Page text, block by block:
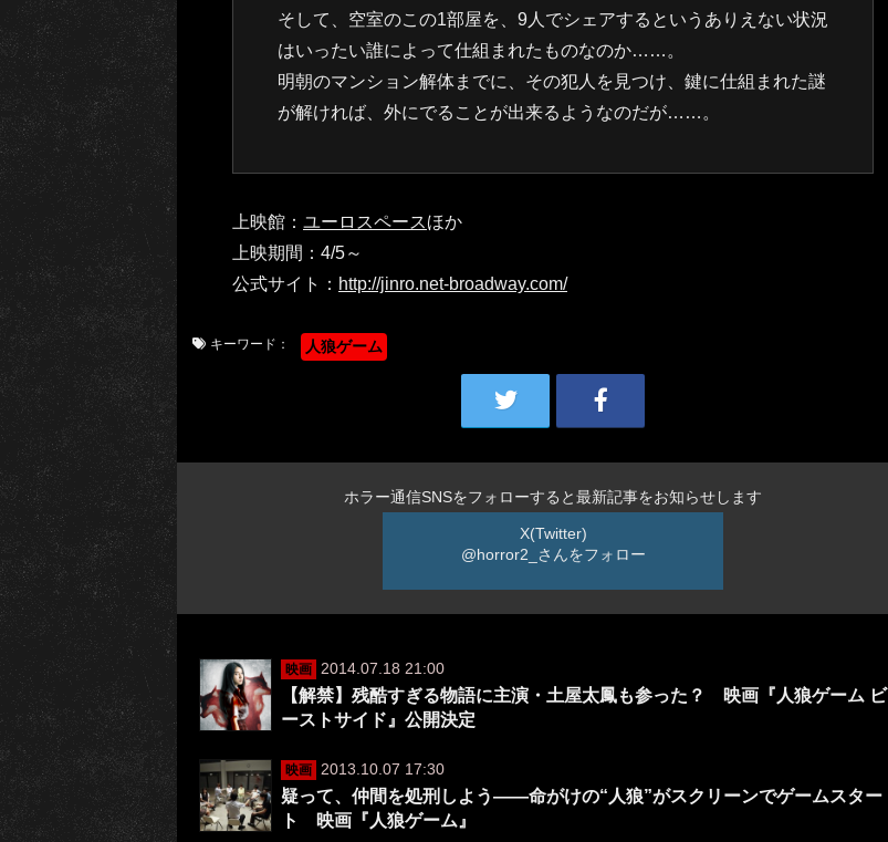
そして、空室のこの1部屋を、9人でシェアするというありえない状況
はいったい誰によって仕組まれたものなのか……。
明朝のマンション解体までに、その犯人を見つけ、鍵に仕組まれた謎
が解ければ、外にでることが出来るようなのだが……。
上映館： ユーロスペースほか
上映期間：4/5～
公式サイト： http://jinro.net-broadway.com/
キーワード： 人狼ゲーム
ホラー通信SNSをフォローすると最新記事をお知らせします
X(Twitter)
@horror2_さんをフォロー
映画 2014.07.18 21:00
【解禁】残酷すぎる物語に主演・土屋太鳳も参った？ 映画『人狼ゲーム ビ
ーストサイド』公開決定
映画 2013.10.07 17:30
疑って、仲間を処刑しよう――命がけの“人狼”がスクリーンでゲームスター
ト 映画『人狼ゲーム』